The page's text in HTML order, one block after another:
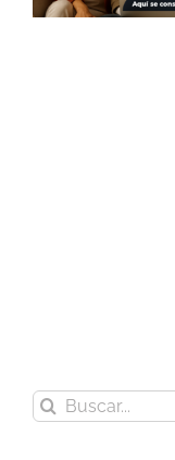
Buscar: